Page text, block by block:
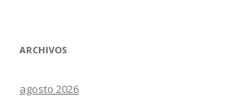
ARCHIVOS
agosto 2026